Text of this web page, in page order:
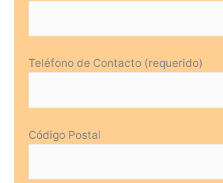
Teléfono de Contacto (requerido)
Código Postal